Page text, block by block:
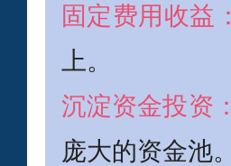
固定费用收益：
上。
沉淀资金投资：
庞大的资金池。